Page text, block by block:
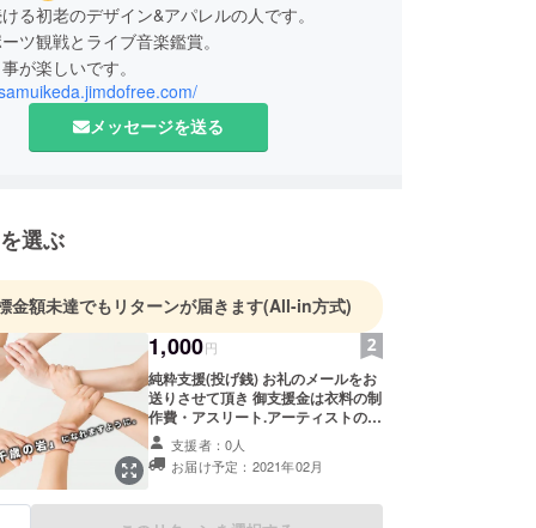
る初老のデザイン&アパレルの人です。
ツ観戦とライブ音楽鑑賞。
が楽しいです。
メッセージを送る
選ぶ
金額未達でもリターンが届きます(All-in方式)
1,000円
純粋支援(投げ銭) お礼のメールをお
送りさせて頂き 御支援金は衣料の制
作費・アスリート.アーティストのサ
ポート費用とさせて頂きます。
支援者：0人
お届け予定：2021年02月